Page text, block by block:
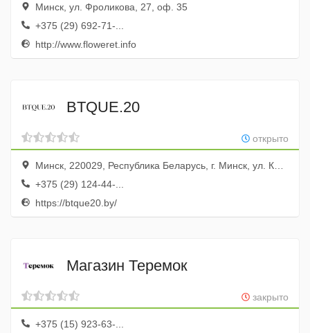
Минск, ул. Фроликова, 27, оф. 35
+375 (29) 692-71-...
http://www.floweret.info
BTQUE.20
открыто
Минск, 220029, Республика Беларусь, г. Минск, ул. Киселёва, 20
+375 (29) 124-44-...
https://btque20.by/
Магазин Теремок
закрыто
+375 (15) 923-63-...